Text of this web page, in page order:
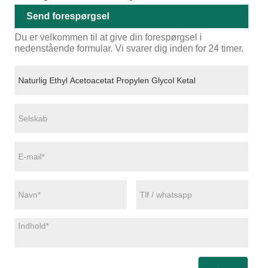
Send forespørgsel
Du er velkommen til at give din forespørgsel i
nedenstående formular. Vi svarer dig inden for 24 timer.